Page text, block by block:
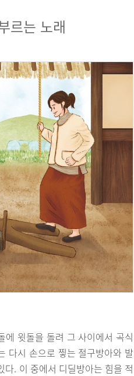
르는 노래
에 윗돌을 돌려 그 사이에서 곡식
다시 손으로 찧는 절구방아와 발
. 이 중에서 디딜방아는 힘을 적